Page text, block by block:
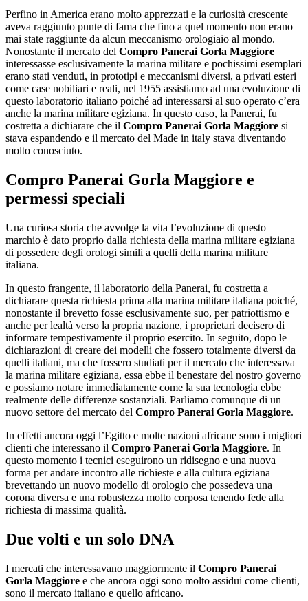
Perfino in America erano molto apprezzati e la curiosità crescente
aveva raggiunto punte di fama che fino a quel momento non erano
mai state raggiunte da alcun meccanismo orologiaio al mondo.
Nonostante il mercato del Compro Panerai Gorla Maggiore
interessasse esclusivamente la marina militare e pochissimi esemplari
erano stati venduti, in prototipi e meccanismi diversi, a privati esteri
come case nobiliari e reali, nel 1955 assistiamo ad una evoluzione di
questo laboratorio italiano poiché ad interessarsi al suo operato c’era
anche la marina militare egiziana. In questo caso, la Panerai, fu
costretta a dichiarare che il Compro Panerai Gorla Maggiore si
stava espandendo e il mercato del Made in italy stava diventando
molto conosciuto.
Compro Panerai Gorla Maggiore e
permessi speciali
Una curiosa storia che avvolge la vita l’evoluzione di questo
marchio è dato proprio dalla richiesta della marina militare egiziana
di possedere degli orologi simili a quelli della marina militare
italiana.
In questo frangente, il laboratorio della Panerai, fu costretta a
dichiarare questa richiesta prima alla marina militare italiana poiché,
nonostante il brevetto fosse esclusivamente suo, per patriottismo e
anche per lealtà verso la propria nazione, i proprietari decisero di
informare tempestivamente il proprio esercito. In seguito, dopo le
dichiarazioni di creare dei modelli che fossero totalmente diversi da
quelli italiani, ma che fossero studiati per il mercato che interessava
la marina militare egiziana, essa ebbe il benestare del nostro governo
e possiamo notare immediatamente come la sua tecnologia ebbe
realmente delle differenze sostanziali. Parliamo comunque di un
nuovo settore del mercato del Compro Panerai Gorla Maggiore.
In effetti ancora oggi l’Egitto e molte nazioni africane sono i migliori
clienti che interessano il Compro Panerai Gorla Maggiore. In
questo momento i tecnici eseguirono un ridisegno e una nuova
forma per andare incontro alle richieste e alla cultura egiziana
brevettando un nuovo modello di orologio che possedeva una
corona diversa e una robustezza molto corposa tenendo fede alla
richiesta di massima qualità.
Due volti e un solo DNA
I mercati che interessavano maggiormente il Compro Panerai
Gorla Maggiore e che ancora oggi sono molto assidui come clienti,
sono il mercato italiano e quello africano.